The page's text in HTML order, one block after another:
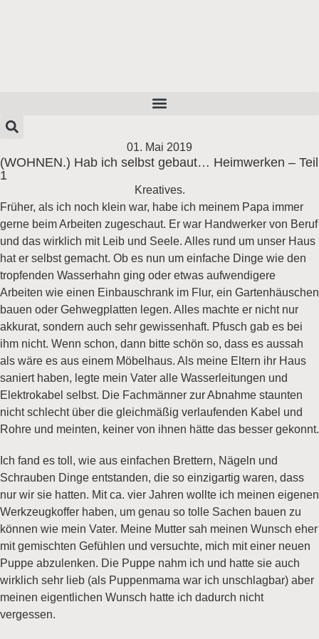
01. Mai 2019
(WOHNEN.) Hab ich selbst gebaut… Heimwerken – Teil
1
Kreatives.
Früher, als ich noch klein war, habe ich meinem Papa immer
gerne beim Arbeiten zugeschaut. Er war Handwerker von Beruf
und das wirklich mit Leib und Seele. Alles rund um unser Haus
hat er selbst gemacht. Ob es nun um einfache Dinge wie den
tropfenden Wasserhahn ging oder etwas aufwendigere
Arbeiten wie einen Einbauschrank im Flur, ein Gartenhäuschen
bauen oder Gehwegplatten legen. Alles machte er nicht nur
akkurat, sondern auch sehr gewissenhaft. Pfusch gab es bei
ihm nicht. Wenn schon, dann bitte schön so, dass es aussah
als wäre es aus einem Möbelhaus. Als meine Eltern ihr Haus
saniert haben, legte mein Vater alle Wasserleitungen und
Elektrokabel selbst. Die Fachmänner zur Abnahme staunten
nicht schlecht über die gleichmäßig verlaufenden Kabel und
Rohre und meinten, keiner von ihnen hätte das besser gekonnt.
Ich fand es toll, wie aus einfachen Brettern, Nägeln und
Schrauben Dinge entstanden, die so einzigartig waren, dass
nur wir sie hatten. Mit ca. vier Jahren wollte ich meinen eigenen
Werkzeugkoffer haben, um genau so tolle Sachen bauen zu
können wie mein Vater. Meine Mutter sah meinen Wunsch eher
mit gemischten Gefühlen und versuchte, mich mit einer neuen
Puppe abzulenken. Die Puppe nahm ich und hatte sie auch
wirklich sehr lieb (als Puppenmama war ich unschlagbar) aber
meinen eigentlichen Wunsch hatte ich dadurch nicht
vergessen.